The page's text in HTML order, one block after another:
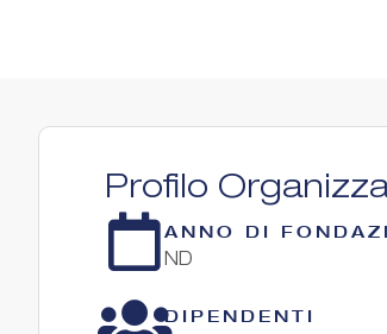
Profilo
ANNO DI
ND
DIPENDENTI